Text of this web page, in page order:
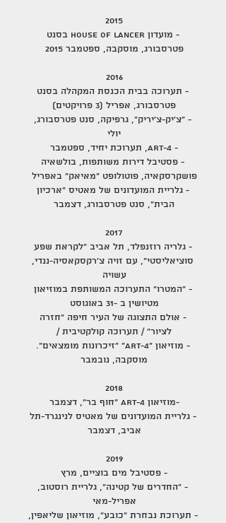
2015
- מועדון House of Lancer בסנט
פטרסבורג, מוסקבה, ספטמבר 2015
2016
- תערוכה בבית הכנסת המקהלה בסנט
פטרסבורג, אפריל (3 פרויקטים)
- "צ'יק-צ'יריק", גרפיקה, סנט פטרסבורג,
יולי
- ART-4, תערוכת יחיד, ספטמבר
- פסטיבל דירות משותפות, בולשאיה
פושקרסקאיה, פוטולופט "מאיאק" באפריל
- גלריית המועדונים של מאטיס "ארכיון
הבית", סנט פטרסבורג, דצמבר
2017
- גלריה רוזנפלד, תל אביב "לקראת שפע
סוציאליסטי", עם זויה צ'רקסקאסיה-ננדי,
עשויה
- "המטרו" התערוכה המשותפת במוזיאון
מטיושין ב -31 באוגוסט
- אולם התצוגה של העיר חיפה "חזרה
לציור" / תערוכה קולקטיבית /
- מוזיאון "ART-4" "זיכרונות מומצאים".
מוסקבה, נובמבר
2018
-מוזיאון ART-4 "חוף בר", דצמבר
- גלריית המועדונים של מאטיס לנינגרד-תל
אביב, דצמבר
2019
- פסטיבל מים בוציים, מרץ
- "החדרים של קטינה", גלריית רוסטוב,
אפריל-מאי
- תערוכת נבחרת "כובע", מוזיאון שליאפין,